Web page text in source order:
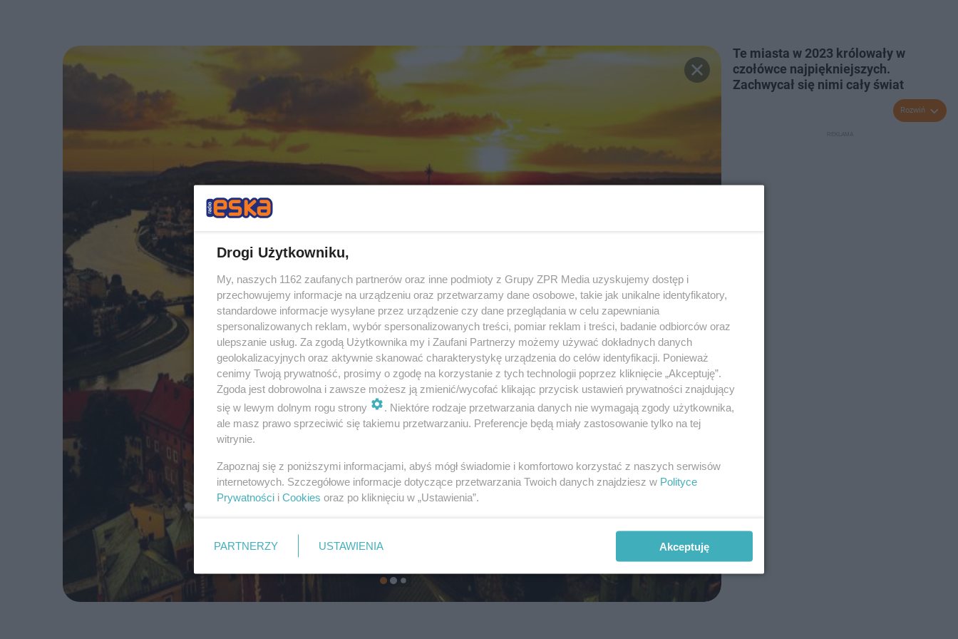
Te miasta w 2023 królowały w
czołówce najpiękniejszych.
Zachwycał się nimi cały świat
Rozwiń
Drogi Użytkowniku,
My, naszych 1162 zaufanych partnerów oraz inne podmioty z Grupy ZPR Media uzyskujemy dostęp i
przechowujemy informacje na urządzeniu oraz przetwarzamy dane osobowe, takie jak unikalne identyfikatory,
standardowe informacje wysyłane przez urządzenie czy dane przeglądania w celu zapewniania
spersonalizowanych reklam, wybór spersonalizowanych treści, pomiar reklam i treści, badanie odbiorców oraz
ulepszanie usług. Za zgodą Użytkownika my i Zaufani Partnerzy możemy używać dokładnych danych
geolokalizacyjnych oraz aktywnie skanować charakterystykę urządzenia do celów identyfikacji. Ponieważ
cenimy Twoją prywatność, prosimy o zgodę na korzystanie z tych technologii poprzez kliknięcie „Akceptuję”.
Zgoda jest dobrowolna i zawsze możesz ją zmienić/wycofać klikając przycisk ustawień prywatności znajdujący
się w lewym dolnym rogu strony
. Niektóre rodzaje przetwarzania danych nie wymagają zgody użytkownika,
ale masz prawo sprzeciwić się takiemu przetwarzaniu. Preferencje będą miały zastosowanie tylko na tej
witrynie.
Zapoznaj się z poniższymi informacjami, abyś mógł świadomie i komfortowo korzystać z naszych serwisów
internetowych. Szczegółowe informacje dotyczące przetwarzania Twoich danych znajdziesz w Polityce
Prywatności i Cookies oraz po kliknięciu w „Ustawienia”.
PARTNERZY USTAWIENIA Akceptuję